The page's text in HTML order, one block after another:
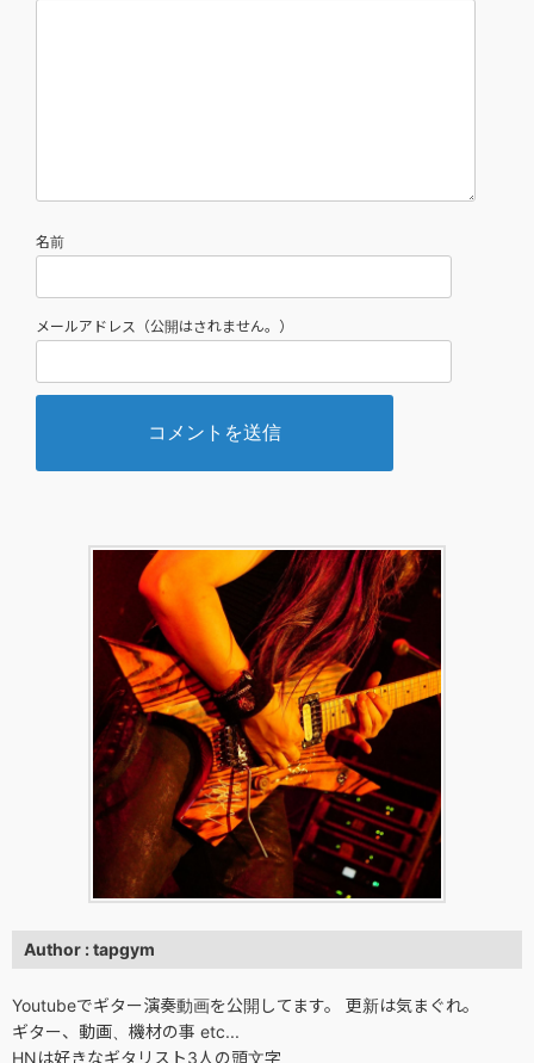
名前
メールアドレス（公開はされません。）
Author : tapgym
Youtubeでギター演奏動画を公開してます。 更新は気まぐれ。
ギター、動画、機材の事 etc...
HNは好きなギタリスト3人の頭文字